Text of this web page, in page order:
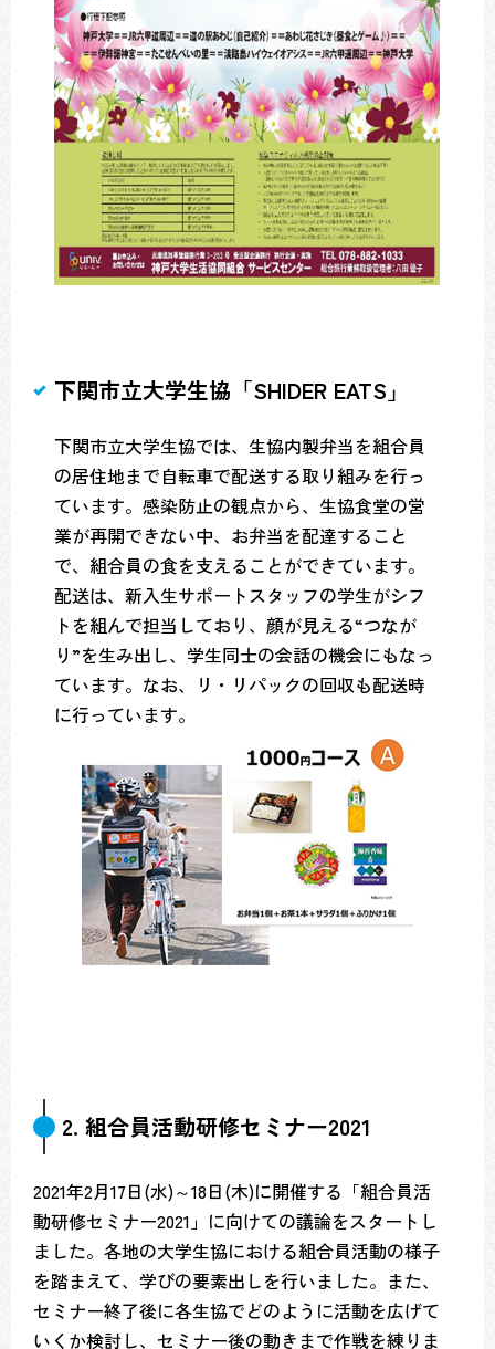
下関市立大学生協「SHIDER EATS」
下関市立大学生協では、生協内製弁当を組合員
の居住地まで自転車で配送する取り組みを行っ
ています。感染防止の観点から、生協食堂の営
業が再開できない中、お弁当を配達すること
で、組合員の食を支えることができています。
配送は、新入生サポートスタッフの学生がシフ
トを組んで担当しており、顔が見える“つなが
り”を生み出し、学生同士の会話の機会にもなっ
ています。なお、リ・リパックの回収も配送時
に行っています。
2. 組合員活動研修セミナー2021
2021年2月17日(水)～18日(木)に開催する「組合員活
動研修セミナー2021」に向けての議論をスタートし
ました。各地の大学生協における組合員活動の様子
を踏まえて、学びの要素出しを行いました。また、
セミナー終了後に各生協でどのように活動を広げて
いくか検討し、セミナー後の動きまで作戦を練りま